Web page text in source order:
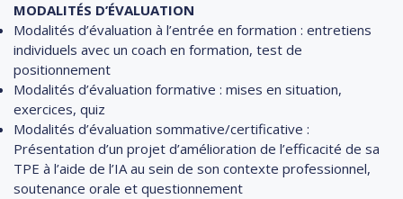
MODALITÉS D’ÉVALUATION
Modalités d’évaluation à l’entrée en formation : entretiens
individuels avec un coach en formation, test de
positionnement
Modalités d’évaluation formative : mises en situation,
exercices, quiz
Modalités d’évaluation sommative/certificative :
Présentation d’un projet d’amélioration de l’efficacité de sa
TPE à l’aide de l’IA au sein de son contexte professionnel,
soutenance orale et questionnement